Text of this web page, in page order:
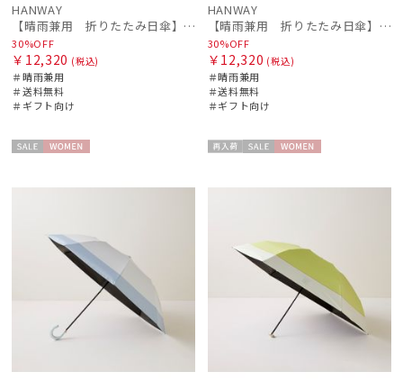
HANWAY
【晴雨兼用 折りたたみ日傘】ハンウェイ（ＨＡＮＷＡＹ）Eyelashes frill（アイラッシュ・フリル）
30%OFF
￥12,320 (税込)
＃晴雨兼用
＃送料無料
＃ギフト向け
HANWAY
【晴雨兼用 折りたたみ日傘】ハンウェイ（ＨＡＮＷＡＹ）Botanical Flower（ボタニカル・フラワー）
30%OFF
￥12,320 (税込)
＃晴雨兼用
＃送料無料
＃ギフト向け